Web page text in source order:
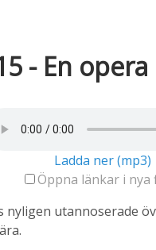
- En
Ladda ner (mp3)
Öppna länkar i nya
nyligen utannoserade